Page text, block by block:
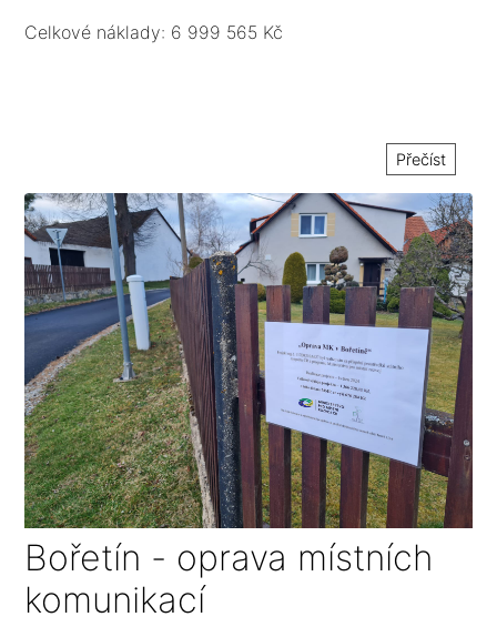
podélným a příčným spádem do nezpevněných ploch.
Celkové náklady: 6 999 565 Kč
Přečíst
Bořetín - oprava místních
komunikací